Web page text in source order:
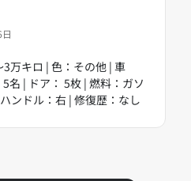
万キロ | 色：その他 | 車
名 | ドア： 5枚 | 燃料：ガソ
ンドル：右 | 修復歴：なし